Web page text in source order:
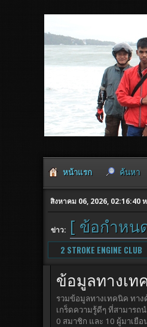
หน้าแรก ค้นหา
สิงหาคม 06, 2026, 02:16:40
ข่าว: [ ข้อกำหน
2 STROKE ENGINE CLUB
ข้อมูลทางเ
รวมข้อมูลทางเทคนิค ทาง
เกร็ดความรู้ดีๆ ที่สามาร
0 สมาชิก และ 10 ผู้มาเยื